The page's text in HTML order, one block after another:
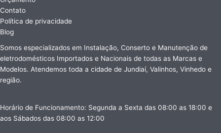
Contato
Política de privacidade
Blog
Somos especializados em Instalação, Conserto e Manutenção de
eletrodomésticos Importados e Nacionais de todas as Marcas e
Modelos. Atendemos toda a cidade de Jundiaí, Valinhos, Vinhedo e
região.
Horário de Funcionamento: Segunda a Sexta das 08:00 as 18:00 e
aos Sábados das 08:00 as 12:00